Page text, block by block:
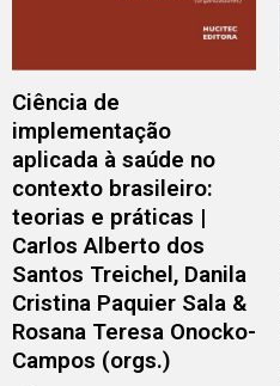
Ciência de
implementação
aplicada à saúde no
contexto brasileiro:
teorias e práticas |
Carlos Alberto dos
Santos Treichel, Danila
Cristina Paquier Sala &
Rosana Teresa Onocko-
Campos (orgs.)